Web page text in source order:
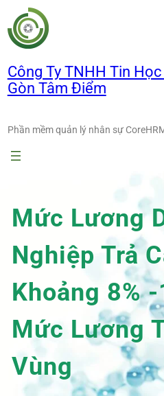
Chuyển
đến
phần
dung
Công Ty TNHH Tin
Gòn Tâm Điểm
Phần mềm quản lý nhân sự
Mức Lương
Nghiệp Trả
Khoảng 8%
Mức Lương
Vùng